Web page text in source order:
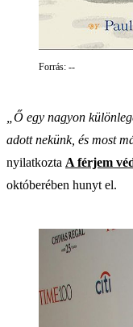
Forrás: --
„Ő egy nagyon
adott nekünk, és most
nyilatkozta A férjem
októberében hunyt el.